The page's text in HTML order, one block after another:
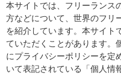
本サイトでは、フリーランス
方などについて、世界のフリ
を紹介しています。本サイト
ていただくことがあります。
にプライバシーポリシーを定
いて表記されている「個人情